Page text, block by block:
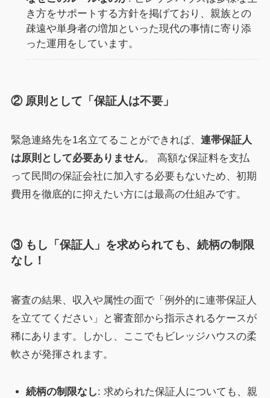
き方をサポートする方針を掲げており、親族との
疎遠や単身者の増加といった現代の事情に寄り添
った運用をしています。
② 原則として「保証人は不要」
緊急連絡先を1名立てることができれば、 連帯保証人
は原則として必要ありません。 高額な保証料を支払
って民間の保証会社に加入する必要もないため、初期
費用を徹底的に抑えたい方には最高の仕組みです。
③ もし「保証人」を求められても、続柄の制限
なし！
審査の結果、収入や属性の面で「例外的に連帯保証人
を立ててください」と審査部から指示されるケースが
稀にあります。しかし、ここでもビレッジハウスの柔
軟さが発揮されます。
続柄の制限なし: 求められた保証人についても、親